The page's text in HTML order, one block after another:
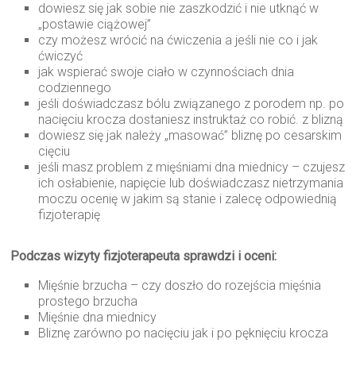
dowiesz się jak sobie nie zaszkodzić i nie utknąć w
„postawie ciążowej”
czy możesz wrócić na ćwiczenia a jeśli nie co i jak
ćwiczyć
jak wspierać swoje ciało w czynnościach dnia
codziennego
jeśli doświadczasz bólu związanego z porodem np. po
nacięciu krocza dostaniesz instruktaż co robić. z blizną
dowiesz się jak należy „masować” bliznę po cesarskim
cięciu
jeśli masz problem z mięśniami dna miednicy – czujesz
ich osłabienie, napięcie lub doświadczasz nietrzymania
moczu ocenię w jakim są stanie i zalecę odpowiednią
fizjoterapię
Podczas wizyty fizjoterapeuta sprawdzi i oceni:
Mięśnie brzucha – czy doszło do rozejścia mięśnia
prostego brzucha
Mięśnie dna miednicy
Bliznę zarówno po nacięciu jak i po pęknięciu krocza